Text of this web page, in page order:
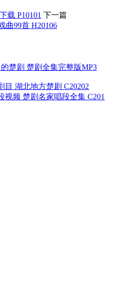
载 P10101 下一篇
曲99首 H20106
楚剧 楚剧全集完整版MP3
目 湖北地方楚剧 C20202
视频 楚剧名家唱段全集 C201